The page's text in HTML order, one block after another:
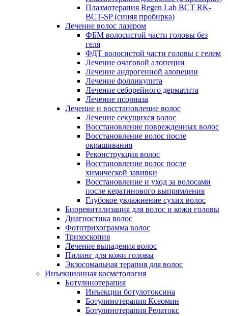
Плазмотерапия Regen Lab BCT RK-
BCT-SP (синяя пробирка)
Лечение волос лазером
ФБМ волосистой части головы без
геля
ФДТ волосистой части головы с гелем
Лечение очаговой алопеции
Лечение андрогенной алопеции
Лечение фолликулита
Лечение себорейного дерматита
Лечение псориаза
Лечение и восстановление волос
Лечение секущихся волос
Восстановление поврежденных волос
Восстановление волос после
окрашивания
Реконструкция волос
Восстановление волос после
химической завивки
Восстановление и уход за волосами
после кератинового выпрямления
Глубокое увлажнение сухих волос
Биоревитализация для волос и кожи головы
Диагностика волос
Фототрихограмма волос
Трихоскопия
Лечение выпадения волос
Пилинг для кожи головы
Экзосомальная терапия для волос
Инъекционная косметология
Ботулинотерапия
Инъекции ботулотоксина
Ботулинотерапия Ксеомин
Ботулинотерапия Релатокс